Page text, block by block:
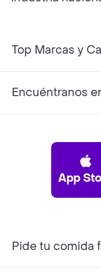
Top Marcas y
Encuéntranos
App
Pide tu comida